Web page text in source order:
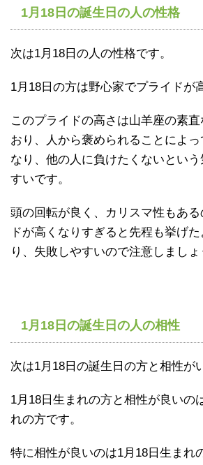
1月18日の誕生日の人の性格
次は1月18日の人の性格です。
1月18日の方は野心家でプライドが
このプライドの高さは山羊座の素
おり、人から褒められることによ
なり、他の人に負けたくないとい
すいです。
頭の回転が良く、カリスマ性もあ
ドが高くなりすぎると先程も挙げ
り、失敗しやすいので注意しましょ
1月18日の誕生日の人の相性
次は1月18日の誕生日の方と相性が
1月18日生まれの方と相性が良いの
れの方です。
特に相性が良いのは1月18日生まれ